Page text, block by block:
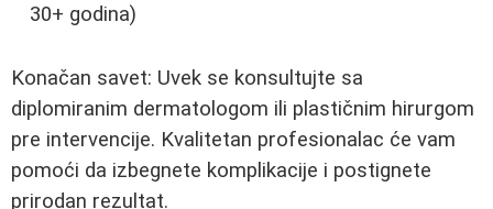
30+ godina)
Konačan savet: Uvek se konsultujte sa
diplomiranim dermatologom ili plastičnim hirurgom
pre intervencije. Kvalitetan profesionalac će vam
pomoći da izbegnete komplikacije i postignete
prirodan rezultat.